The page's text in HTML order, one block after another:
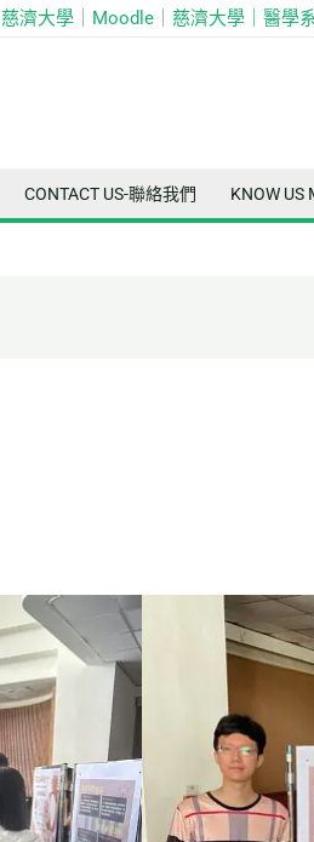
慈濟大學 Moodle 慈濟大學｜ 醫學
CONTACT US-聯絡我們 KNOW US